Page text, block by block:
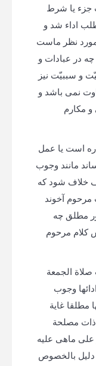
جزء یا شرط
اداء شد و
مورد نظر ماست
در عبادات و
و سببیّت نیز
نمی باشد و
و مکارم
است یا عمل
مانند وجوب
خلاف شود که
آخوند
مطلق چه
کلام مرحوم
الجمعة
وجوب
مطلقا غایة
ذات مصلحة
علی ماهی علیه
دلیل بالخصوص